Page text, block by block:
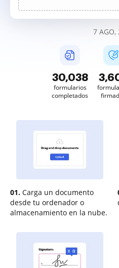
7 AGO,
30,038
formularios
completados
01. Carga un documento
desde tu ordenador o
almacenamiento en la nube.